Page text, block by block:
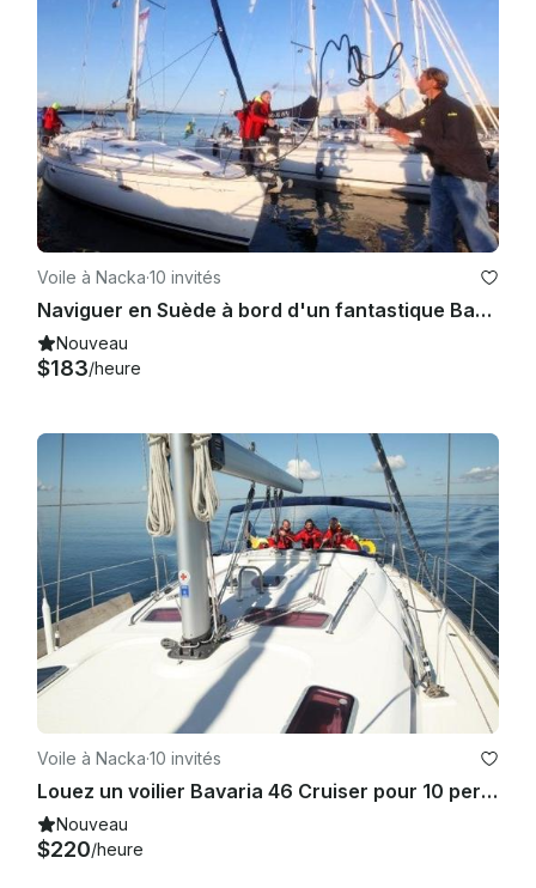
Voile à Nacka·10 invités
Naviguer en Suède à bord d'un fantastique Bavaria 46 Cruiser
Nouveau
$183/heure
Voile à Nacka·10 invités
Louez un voilier Bavaria 46 Cruiser pour 10 personnes à Stockholm, Suède
Nouveau
$220/heure